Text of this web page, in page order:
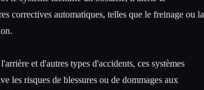
correctives automatiques, telles que le freinage ou la
et d'autres types d'accidents, ces systèmes
les risques de blessures ou de dommages aux